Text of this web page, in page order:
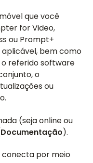
que você
for Video,
ou Prompt+
bem como
referido software
o
ou
(seja online ou
Documentação).
conecta por meio